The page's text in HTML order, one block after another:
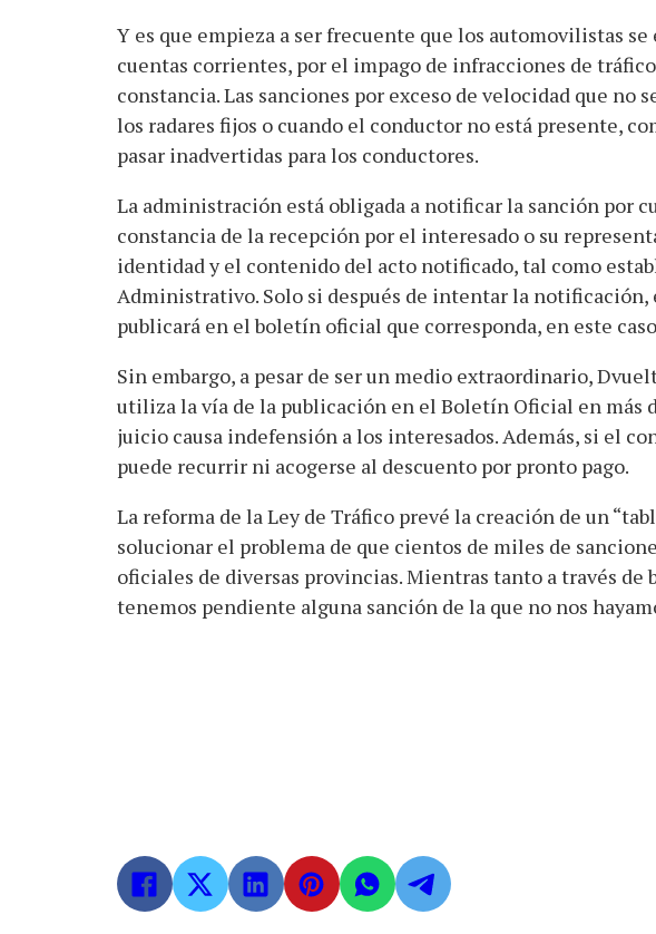
Y es que empieza a ser frecuente que los automovilistas
cuentas corrientes, por el impago de infracciones de
constancia. Las sanciones por exceso de velocidad que no
los radares fijos o cuando el conductor no está presente,
pasar inadvertidas para los conductores.
La administración está obligada a notificar la sanción por
constancia de la recepción por el interesado o su
identidad y el contenido del acto notificado, tal como
Administrativo. Solo si después de intentar la notificación,
publicará en el boletín oficial que corresponda, en este
Sin embargo, a pesar de ser un medio extraordinario,
utiliza la vía de la publicación en el Boletín Oficial en más
juicio causa indefensión a los interesados. Además, si el
puede recurrir ni acogerse al descuento por pronto pago.
La reforma de la Ley de Tráfico prevé la creación de un
solucionar el problema de que cientos de miles de
oficiales de diversas provincias. Mientras tanto a través de
tenemos pendiente alguna sanción de la que no nos